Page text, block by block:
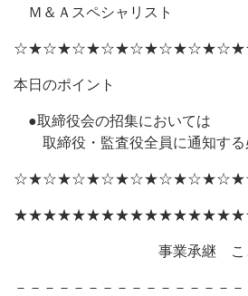
Ｍ＆Ａスペシャリスト
本日のポイント
●取締役会の招集においては
取締役・監査役全員に通知する
事業承継 ことは
－－－－－－－－－－－－－－－